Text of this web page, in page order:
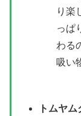
り楽
っぱ
わる
吸い
トムヤ